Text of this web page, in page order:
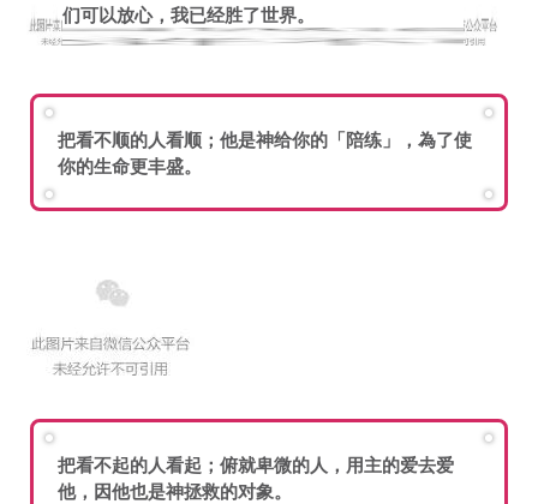
们可以放心，我已经胜了世界。
把看不顺的人看顺；他是神给你的「陪练」，為了使
你的生命更丰盛。
把看不起的人看起；俯就卑微的人，用主的爱去爱
他，因他也是神拯救的对象。